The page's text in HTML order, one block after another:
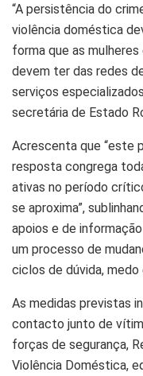
“A persistência do
violência doméstica
forma que as
devem ter das redes
serviços
secretária de Estado
Acrescenta que “este
resposta congrega
ativas no período
se aproxima”,
apoios e de
um processo de
ciclos de dúvida,
As medidas previstas
contacto junto de
forças de segurança,
Violência Doméstica,